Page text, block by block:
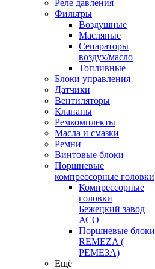
Реле давления
Фильтры
Воздушные
Масляные
Сепараторы
воздух/масло
Топливные
Блоки управления
Датчики
Вентиляторы
Клапаны
Ремкомплекты
Масла и смазки
Ремни
Винтовые блоки
Поршневые
компрессорные головки
Компрессорные
головки
Бежецкий завод
АСО
Поршневые блоки
REMEZA (
РЕМЕЗА)
Ещё